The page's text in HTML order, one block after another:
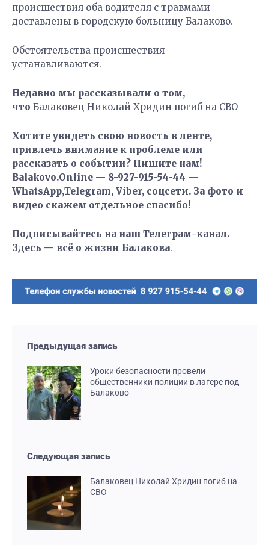
происшествия оба водителя с травмами
доставлены в городскую больницу Балаково.
Обстоятельства происшествия
устанавливаются.
Недавно мы рассказывали о том,
что Балаковец Николай Хридин погиб на СВО
Хотите увидеть свою новость в ленте,
привлечь внимание к проблеме или
рассказать о событии? Пишите нам!
Balakovo.Online — 8-927-915-54-44 —
WhatsApp,Telegram, Viber, соцсети. За фото и
видео скажем отдельное спасибо!
Подписывайтесь на наш Телеграм-канал.
Здесь — всё о жизни Балакова.
Предыдущая запись
Уроки безопасности провели
общественники полиции в лагере под
Балаково
Следующая запись
Балаковец Николай Хридин погиб на
СВО